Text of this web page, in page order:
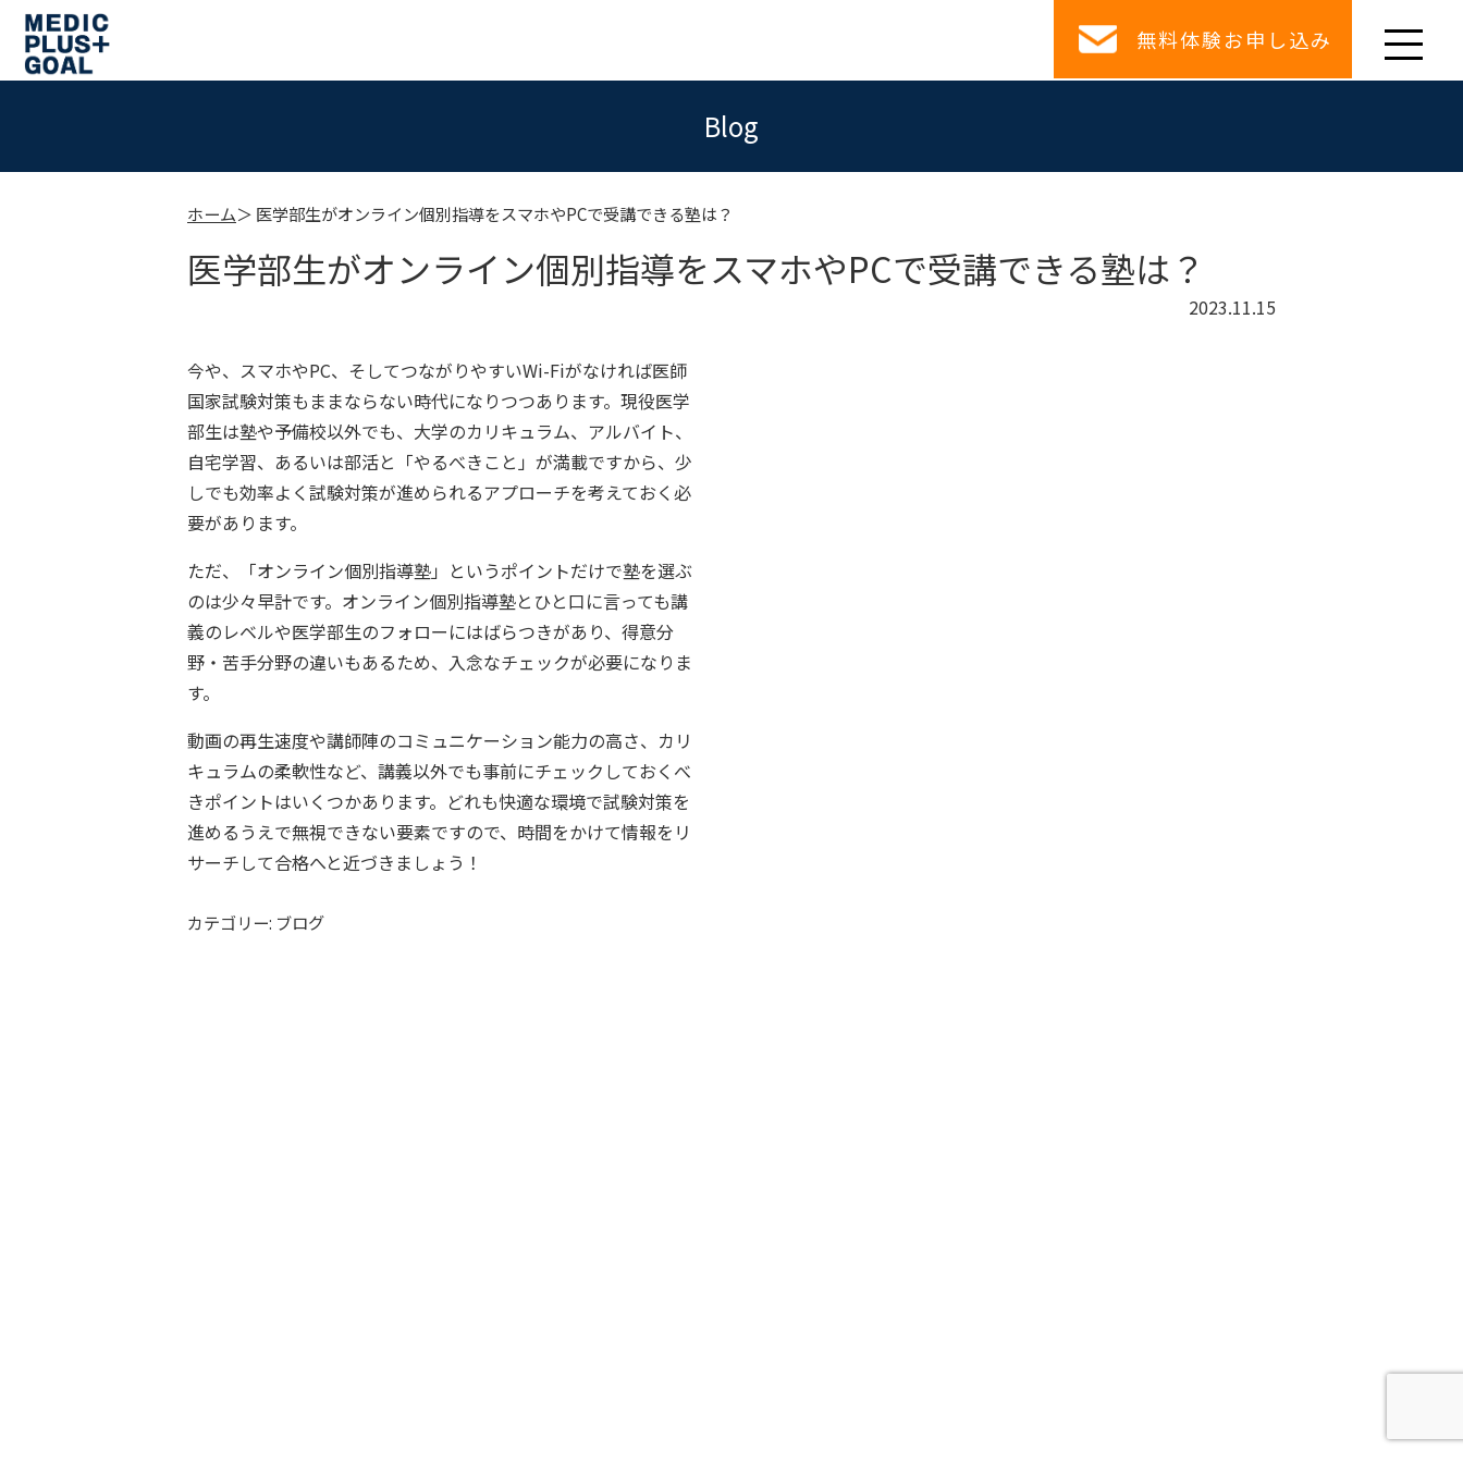
無料体験お申し込み
Blog
ホーム 医学部生がオンライン個別指導をスマホやPCで受講できる塾は？
医学部生がオンライン個別指導をスマホやPCで受講できる塾は？
2023.11.15
今や、スマホやPC、そしてつながりやすいWi-Fiがなければ医師
国家試験対策もままならない時代になりつつあります。現役医学
部生は塾や予備校以外でも、大学のカリキュラム、アルバイト、
自宅学習、あるいは部活と「やるべきこと」が満載ですから、少
しでも効率よく試験対策が進められるアプローチを考えておく必
要があります。
ただ、「オンライン個別指導塾」というポイントだけで塾を選ぶ
のは少々早計です。オンライン個別指導塾とひと口に言っても講
義のレベルや医学部生のフォローにはばらつきがあり、得意分
野・苦手分野の違いもあるため、入念なチェックが必要になりま
す。
動画の再生速度や講師陣のコミュニケーション能力の高さ、カリ
キュラムの柔軟性など、講義以外でも事前にチェックしておくべ
きポイントはいくつかあります。どれも快適な環境で試験対策を
進めるうえで無視できない要素ですので、時間をかけて情報をリ
サーチして合格へと近づきましょう！
カテゴリー: ブログ